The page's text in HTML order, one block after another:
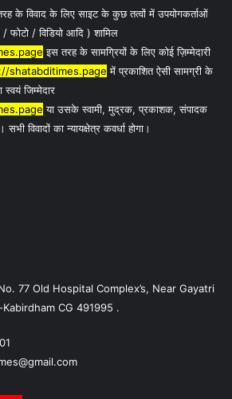
के विवाद के लिए साइट के कुछ तत्वों में उपयोगकर्ताओं
/ फोटो / विडियो आदि ) शामिल
इस तरह के सामग्रियों के लिए कोई ज़िम्मेदारी
shatabditimes.page में प्रकाशित ऐसी सामग्री के
स्वयं जिम्मेदार
या उसके स्वामी, मुद्रक, प्रकाशक, संपादक
सभी विवादों का न्यायक्षेत्र कवर्धा होगा।
77 Old Hospital Complex’s, Near Gayatri
CG 491995 .